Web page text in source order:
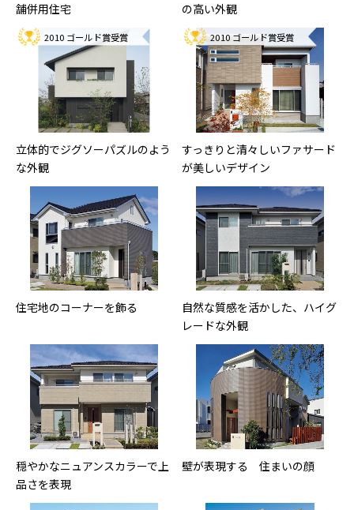
舗併用住宅
の高い外観
2010 ゴールド賞受賞
立体的でジグソーパズルのよう
な外観
2010 ゴールド賞受賞
すっきりと清々しいファサード
が美しいデザイン
住宅地のコーナーを飾る
自然な質感を活かした、ハイグ
レードな外観
穏やかなニュアンスカラーで上
品さを表現
壁が表現する 住まいの顔